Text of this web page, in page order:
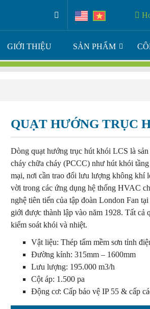
GIỚI THIỆU SẢN PHẨM
QUẠT HƯỚNG TRỤC
Dòng quạt hướng trục hút khói LCS là
cháy chữa cháy (PCCC) như hút khói
mại, nơi cần trao đổi lưu lượng không khí
vời trong các ứng dụng hệ thống HVAC
nghệ tiên tiến của tập đoàn London Fan
giới được thành lập vào năm 1928. Tất cả
kiểm soát khói và nhiệt.
Vật liệu: Thép tấm mềm sơn tỉnh
Đường kính: 315mm – 1600mm
Lưu lượng: 195.000 m3/h
Cột áp: 1.500 pa
Động cơ: Cấp bảo vệ IP 55 & cấp